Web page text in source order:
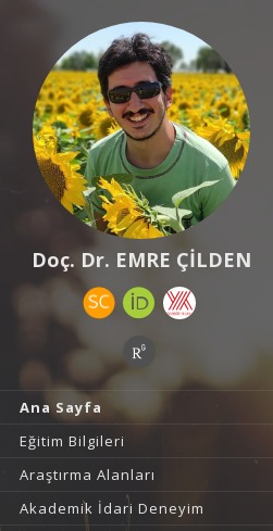
Doç. Dr. EMRE ÇİLDEN
Ana Sayfa
Eğitim Bilgileri
Araştırma Alanları
Akademik İdari Deneyim